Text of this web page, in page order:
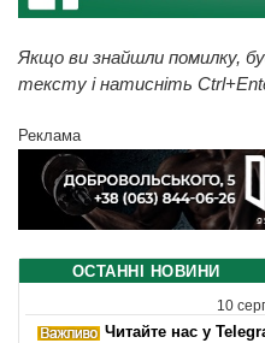
Якщо ви знайшли помилку,
тексту і натисніть
Реклама
ОСТАННІ НОВИНИ
10
Читайте нас у